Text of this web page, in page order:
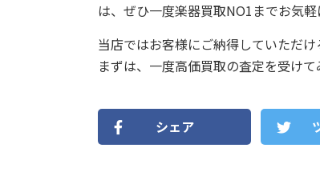
は、ぜひ一度楽器買取NO1までお気軽
当店ではお客様にご納得していただ
まずは、一度高価買取の査定を受け
シェア